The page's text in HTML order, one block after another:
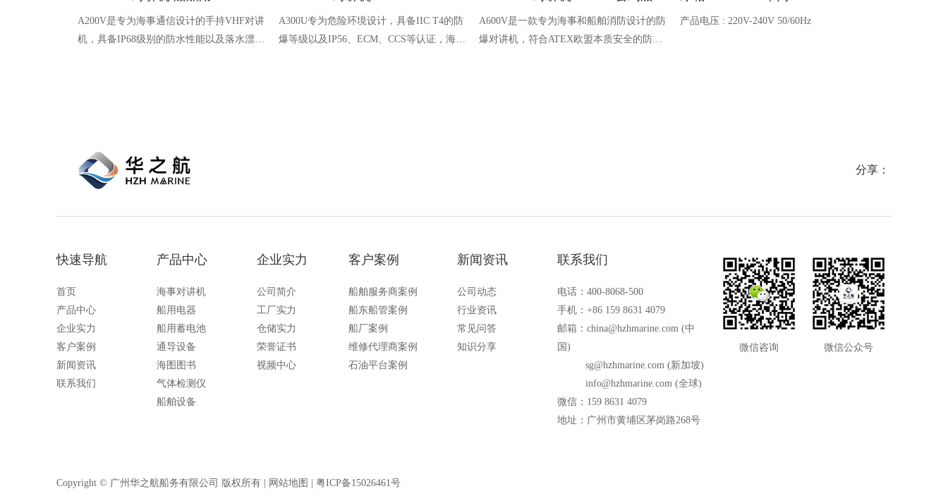
A200V是专为海事通信设计的手持VHF对讲
机，具备IP68级别的防水性能以及落水漂浮
A300U专为危险环境设计，具备IIC T4的防
爆等级以及IP56、ECM、CCS等认证，海上
A600V是一款专为海事和船舶消防设计的防
爆对讲机，符合ATEX欧盟本质安全的防爆
产品电压 : 220V-240V 50/60Hz
分享：
快速导航
首页
产品中心
企业实力
客户案例
新闻资讯
联系我们
产品中心
海事对讲机
船用电器
船用蓄电池
通导设备
海图图书
气体检测仪
船舶设备
企业实力
公司简介
工厂实力
仓储实力
荣誉证书
视频中心
客户案例
船舶服务商案例
船东船管案例
船厂案例
维修代理商案例
石油平台案例
新闻资讯
公司动态
行业资讯
常见问答
知识分享
联系我们
电话：400-8068-500
手机：+86 159 8631 4079
邮箱：china@hzhmarine.com (中
国)
sg@hzhmarine.com (新加坡)
info@hzhmarine.com (全球)
微信：159 8631 4079
地址：广州市黄埔区茅岗路268号
微信咨询 微信公众号
Copyright © 广州华之航船务有限公司 版权所有 | 网站地图 粤ICP备15026461号